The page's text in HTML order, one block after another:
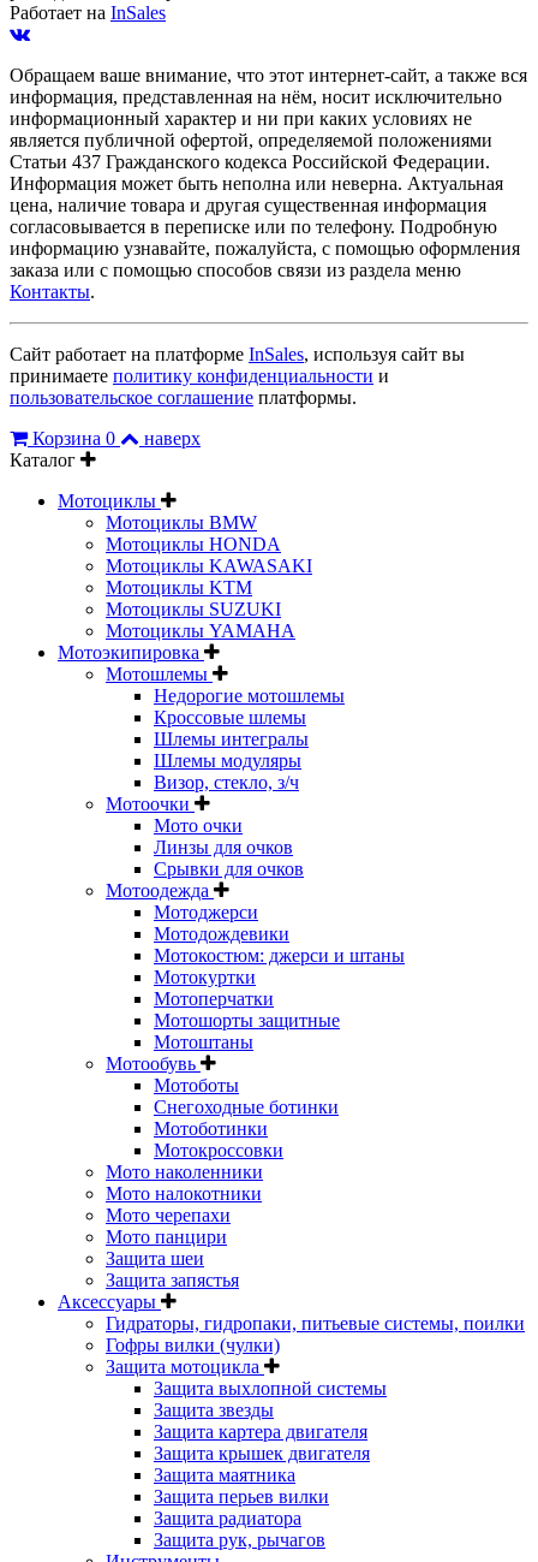
Работает на InSales
Обращаем ваше внимание, что этот интернет-сайт, а также вся
информация, представленная на нём, носит исключительно
информационный характер и ни при каких условиях не
является публичной офертой, определяемой положениями
Статьи 437 Гражданского кодекса Российской Федерации.
Информация может быть неполна или неверна. Актуальная
цена, наличие товара и другая существенная информация
согласовывается в переписке или по телефону. Подробную
информацию узнавайте, пожалуйста, с помощью оформления
заказа или с помощью способов связи из раздела меню
Контакты.
Сайт работает на платформе InSales, используя сайт вы
принимаете политику конфиденциальности и
пользовательское соглашение платформы.
Корзина 0
наверх
Каталог
Мотоциклы
Мотоциклы BMW
Мотоциклы HONDA
Мотоциклы KAWASAKI
Мотоциклы KTM
Мотоциклы SUZUKI
Мотоциклы YAMAHA
Мотоэкипировка
Мотошлемы
Недорогие мотошлемы
Кроссовые шлемы
Шлемы интегралы
Шлемы модуляры
Визор, стекло, з/ч
Мотоочки
Мото очки
Линзы для очков
Срывки для очков
Мотоодежда
Мотоджерси
Мотодождевики
Мотокостюм: джерси и штаны
Мотокуртки
Мотоперчатки
Мотошорты защитные
Мотоштаны
Мотообувь
Мотоботы
Снегоходные ботинки
Мотоботинки
Мотокроссовки
Мото наколенники
Мото налокотники
Мото черепахи
Мото панцири
Защита шеи
Защита запястья
Аксессуары
Гидраторы, гидропаки, питьевые системы, поилки
Гофры вилки (чулки)
Защита мотоцикла
Защита выхлопной системы
Защита звезды
Защита картера двигателя
Защита крышек двигателя
Защита маятника
Защита перьев вилки
Защита радиатора
Защита рук, рычагов